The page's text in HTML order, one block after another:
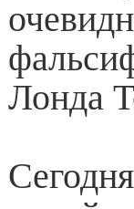
Лонда